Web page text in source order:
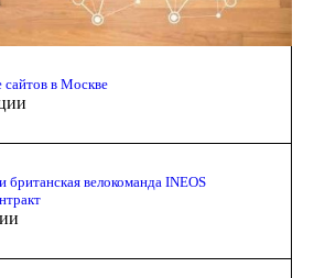
в Москве
британская велокоманда INEOS